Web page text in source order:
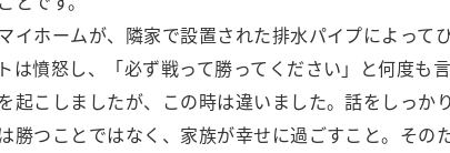
イホームが、隣家で設置された排水パイプによって
は憤怒し、「必ず戦って勝ってください」と何度も
起こしましたが、この時は違いました。話をしっか
勝つことではなく、家族が幸せに過ごすこと。その